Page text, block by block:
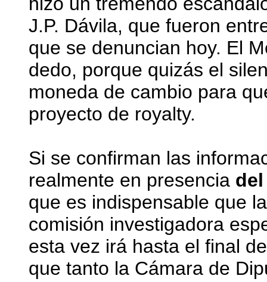
J.P. Dávila, que fueron
que se denuncian hoy. El
dedo, porque quizás el
moneda de cambio para
proyecto de royalty.
Si se confirman las
realmente en presencia
que es indispensable que
comisión investigadora
esta vez irá hasta el final
que tanto la Cámara de